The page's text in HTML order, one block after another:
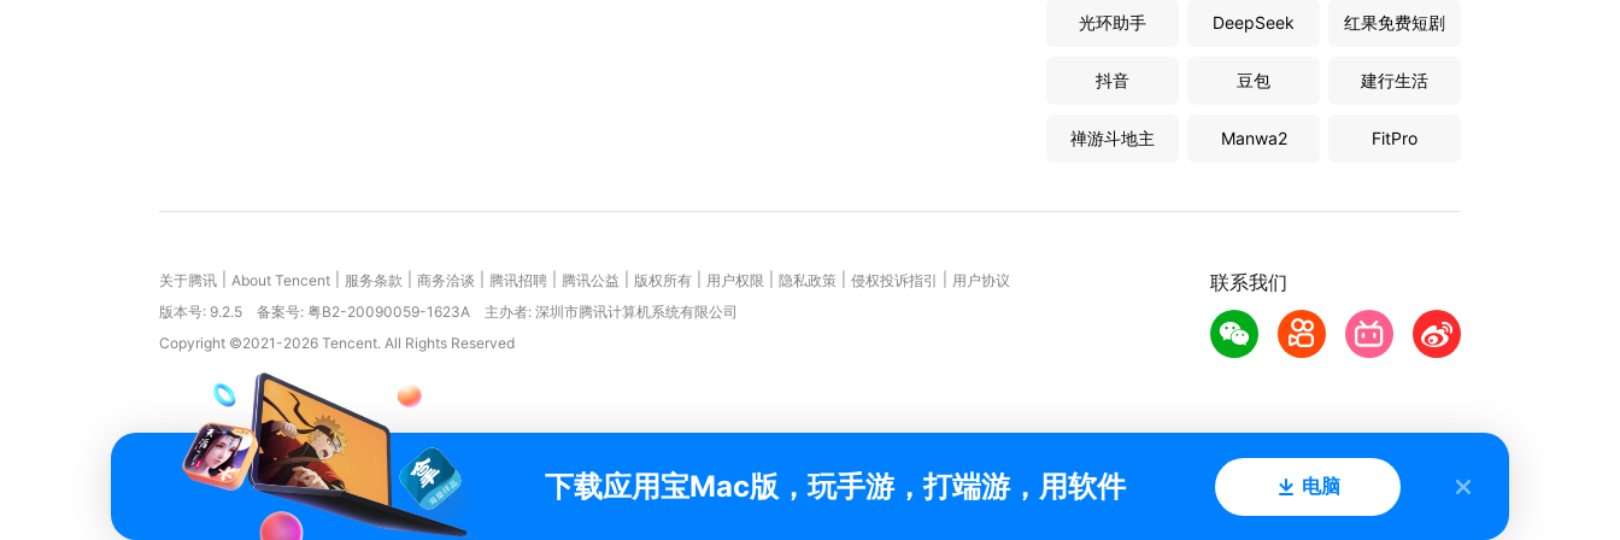
光环助手 DeepSeek 红果免费短剧
抖音 豆包 建行生活
禅游斗地主 Manwa2 FitPro
联系我们
关于腾讯 About Tencent 服务条款 商务洽谈 腾讯招聘 腾讯公益 版权所有 用户权限 隐私政策 侵权投诉指引
用户协议
版本号: 9.2.5 备案号: 粤B2-20090059-1623A
主办者: 深圳市腾讯计算机系统有限公司
Copyright ©2021-2026 Tencent. All Rights Reserved
下载应用宝Mac版，玩手游，打端游，用软件 电脑